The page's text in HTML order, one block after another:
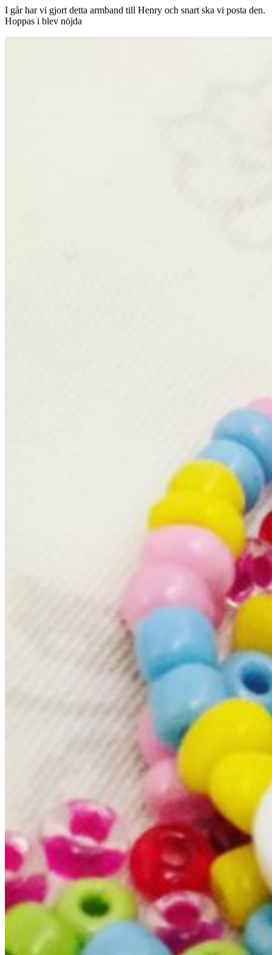
I går har vi gjort detta armband till Henry och snart ska vi posta den.
Hoppas i blev nöjda